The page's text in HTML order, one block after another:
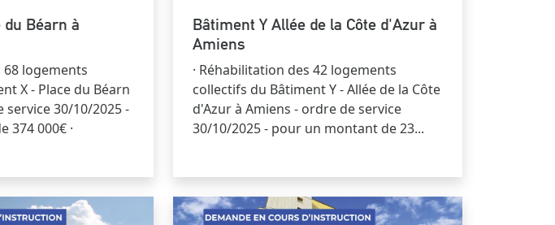
Béarn à
68 logements
X - Place du Béarn
service 30/10/2025 -
374 000€ ·
Bâtiment Y Allée de la Côte d'Azur à
Amiens
· Réhabilitation des 42 logements
collectifs du Bâtiment Y - Allée de la Côte
d'Azur à Amiens - ordre de service
30/10/2025 - pour un montant de 23...